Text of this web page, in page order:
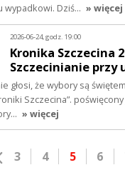
wypadkowi. Dziś… » więcej
2026-06-24, godz. 19:00
Kronika Szczecina
Szczecinianie przy
głosi, że wybory są
Szczecina”.
» więcej
3 4 5 6